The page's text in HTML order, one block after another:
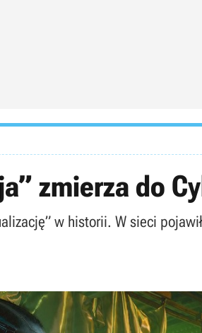
zmierza do
w historii. W sieci